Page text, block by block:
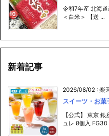
令和7年産 北海
＜白米＞ 【送 ...
新着記事
2026/08/02 : 楽
スイーツ・お菓
【公式】 東京
ュレ 8個入 FG30